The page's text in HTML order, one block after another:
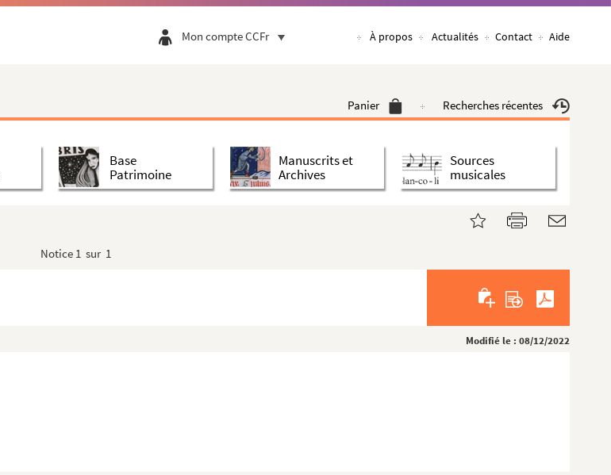
Mon compte CCFr À propos Actualités Contact Aide
Panier Recherches récentes
Base
Patrimoine
Manuscrits et
Archives
Sources
musicales
Notice 1 sur 1
Modifié le : 08/12/2022